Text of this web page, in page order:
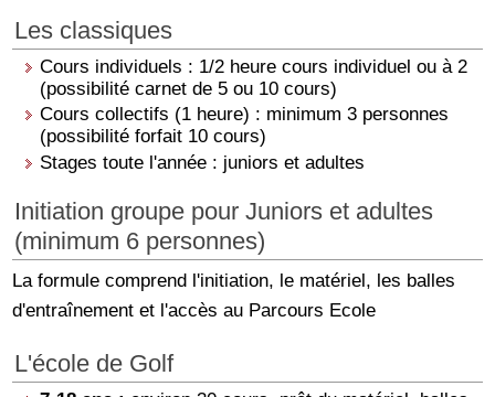
Les classiques
Cours individuels : 1/2 heure cours individuel ou à 2
(possibilité carnet de 5 ou 10 cours)
Cours collectifs (1 heure) : minimum 3 personnes
(possibilité forfait 10 cours)
Stages toute l'année : juniors et adultes
Initiation groupe pour Juniors et adultes
(minimum 6 personnes)
La formule comprend l'initiation, le matériel, les balles
d'entraînement et l'accès au Parcours Ecole
L'école de Golf